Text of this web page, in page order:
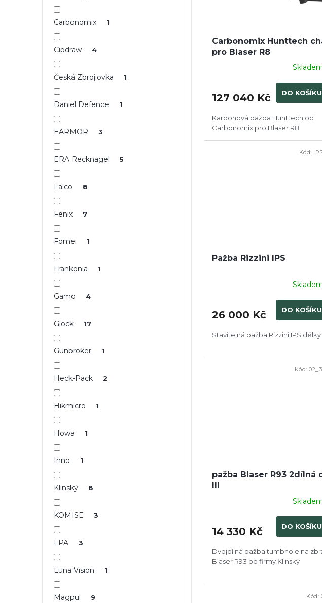
Carbonomix 1
Cipdraw 4
Česká Zbrojiovka 1
Daniel Defence 1
EARMOR 3
ERA Recknagel 5
Falco 8
Fenix 7
Fomei 1
Frankonia 1
Gamo 4
Glock 17
Gunbroker 1
Heck-Pack 2
Hikmicro 1
Howa 1
Inno 1
Klinský 8
KOMISE 3
LPA 3
Luna Vision 1
Magpul 9
k
Carbonomix Hunttech
pro Blaser R8
127 040 Kč DO KOŠÍKU
Karbonová pažba Hunttech od
Carbonomix pro Blaser R8
Pažba Rizzini IPS
26 000 Kč DO KOŠÍKU
Stavitelná pažba Rizzini IPS délky
Kód:
pažba Blaser R93 2dílná
III
14 330 Kč DO KOŠÍKU
Dvojdílná pažba tumbhole na
Blaser R93 od firmy Klinský
Kód:
Kód: